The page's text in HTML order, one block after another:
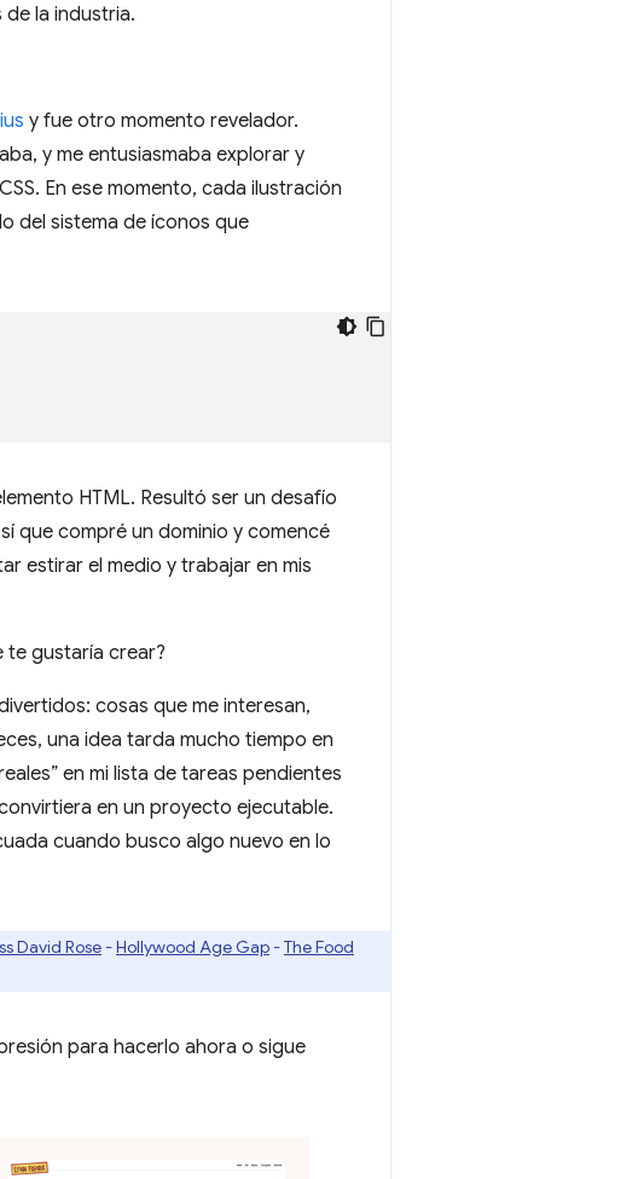
la industria.
y fue otro momento revelador.
y me entusiasmaba explorar y
En ese momento, cada ilustración
del sistema de íconos que
HTML. Resultó ser un desafío
que compré un dominio y comencé
estirar el medio y trabajar en mis
te gustaría crear?
cosas que me interesan,
una idea tarda mucho tiempo en
en mi lista de tareas pendientes
en un proyecto ejecutable.
cuando busco algo nuevo en lo
David Rose-Hollywood Age Gap-The Food
para hacerlo ahora o sigue